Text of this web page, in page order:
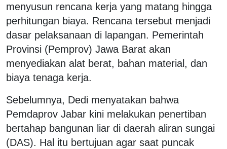
menyusun rencana kerja yang matang hingga
perhitungan biaya. Rencana tersebut menjadi
dasar pelaksanaan di lapangan. Pemerintah
Provinsi (Pemprov) Jawa Barat akan
menyediakan alat berat, bahan material, dan
biaya tenaga kerja.
Sebelumnya, Dedi menyatakan bahwa
Pemdaprov Jabar kini melakukan penertiban
bertahap bangunan liar di daerah aliran sungai
(DAS). Hal itu bertujuan agar saat puncak